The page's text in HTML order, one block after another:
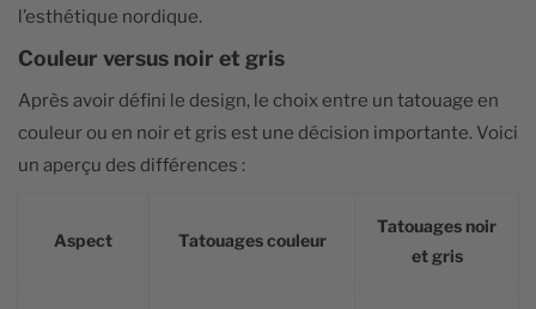
l’esthétique nordique.
Couleur versus noir et gris
Après avoir défini le design, le choix entre un tatouage en
couleur ou en noir et gris est une décision importante. Voici
un aperçu des différences :
Aspect Tatouages couleur
Tatouages noir
et gris